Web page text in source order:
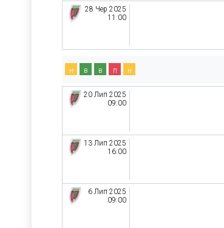
28 Чер 2025
11:00
н в в п н
20 Лип 2025
09:00
13 Лип 2025
16:00
6 Лип 2025
09:00